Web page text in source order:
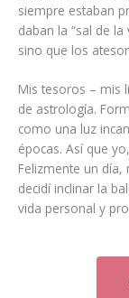
siempre estaban
daban la “sal de
sino que los
Mis tesoros – mis
de astrología.
como una luz
épocas. Así que
Felizmente un día,
decidí inclinar la
vida personal y